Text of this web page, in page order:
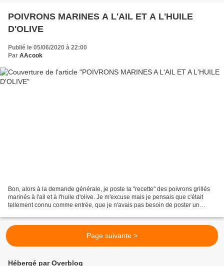
POIVRONS MARINES A L'AIL ET A L'HUILE
D'OLIVE
Publié le 05/06/2020 à 22:00
Par AAcook
Bon, alors à la demande générale, je poste la "recette" des poivrons grillés
marinés à l'ail et à l'huile d'olive. Je m'excuse mais je pensais que c'était
tellement connu comme entrée, que je n'avais pas besoin de poster un
Page suivante >
Hébergé par Overblog